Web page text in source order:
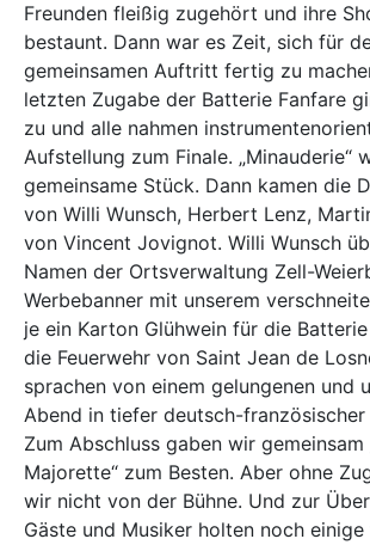
Freunden fleißig zugehört und ihre
bestaunt. Dann war es Zeit, sich für
gemeinsamen Auftritt fertig zu
letzten Zugabe der Batterie Fanfare
zu und alle nahmen
Aufstellung zum Finale. „Minauderie“
gemeinsame Stück. Dann kamen die
von Willi Wunsch, Herbert Lenz,
von Vincent Jovignot. Willi Wunsch
Namen der Ortsverwaltung Zell-
Werbebanner mit unserem
je ein Karton Glühwein für die
die Feuerwehr von Saint Jean de
sprachen von einem gelungenen und
Abend in tiefer deutsch-französischer
Zum Abschluss gaben wir gemeinsam
Majorette“ zum Besten. Aber ohne
wir nicht von der Bühne. Und zur
Gäste und Musiker holten noch